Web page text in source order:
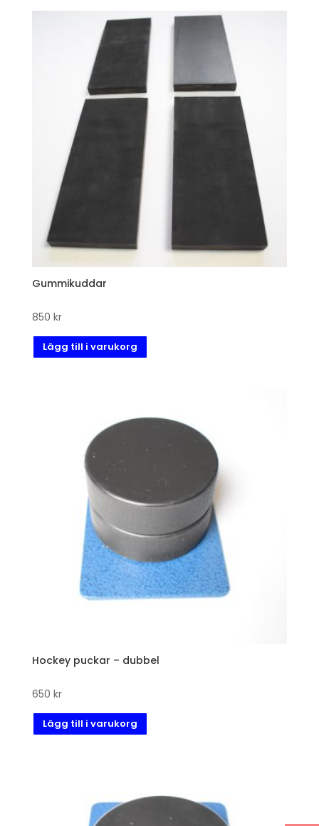
Gummikuddar
850 kr
Lägg till i varukorg
Hockey puckar – dubbel
650 kr
Lägg till i varukorg